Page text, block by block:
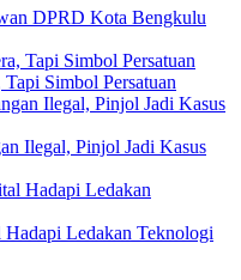
DPRD Kota Bengkulu
Simbol Persatuan
Ilegal, Pinjol Jadi Kasus
Ledakan Teknologi